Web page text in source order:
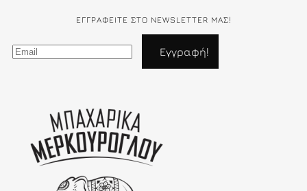
ΕΓΓΡΑΦΕΊΤΕ ΣΤΟ NEWSLETTER ΜΑΣ!